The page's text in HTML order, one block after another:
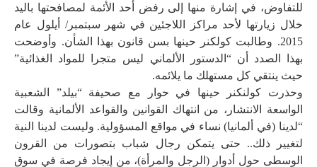
للتفاوض، في إشارة منها إلى رفض أحد الأئمة لمصافحتها باليد
خلال زيارتها لأحد مراكز اللاجئين في شهر سبتمبر/ أيلول عام
2015. وطالبت كولكنر حينها بسن قانون بهذا الشأن. وأوضحت
بهذا الصدد أن “الدستور الألماني ليس متجرا للمواد الغذائية”
حيث ينتقي كل مستهلك ما يلائمه.
وحذرت كولنكنر حينها في حوار مع صحيفة “بيلد” الشعبية
الواسعة الانتشار، من انتهاك القوانين والقواعد الألمانية وقالت
“لدينا (في ألمانيا) نساء في مواقع المسؤولية. وليست لدينا النية
لتغيير ذلك.. حتى يتمكن رجال شباب بتصورات من القرون
الوسطى حول أدوار (الرجل والمرأة)، من إيجاد فرصة في سوق